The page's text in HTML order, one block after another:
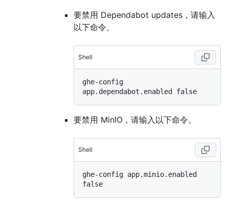
要禁用 Dependabot updates，请输入
以下命令。
Shell
ghe-config
要禁用 MinIO，请输入以下命令。
Shell
ghe-config app.minio.enabled